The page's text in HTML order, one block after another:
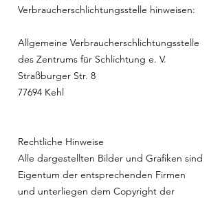
Verbraucherschlichtungsstelle hinweisen:
Allgemeine Verbraucherschlichtungsstelle
des Zentrums für Schlichtung e. V.
Straßburger Str. 8
77694 Kehl
Rechtliche Hinweise
Alle dargestellten Bilder und Grafiken sind
Eigentum der entsprechenden Firmen
und unterliegen dem Copyright der